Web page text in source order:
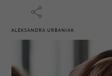
ALEKSANDRA URBANIAK